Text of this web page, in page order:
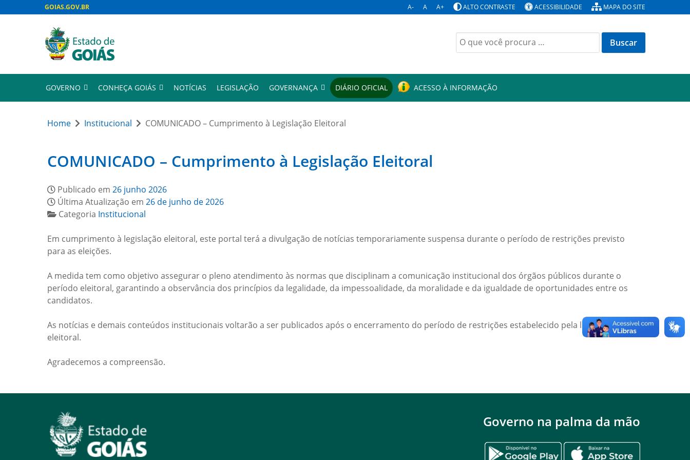
GOIAS.GOV.BR A- A A+ ALTO CONTRASTE ACESSIBILIDADE MAPA DO SITE
Buscar
por:
GOVERNO CONHEÇA GOIÁS NOTÍCIAS LEGISLAÇÃO GOVERNANÇA DIÁRIO OFICIAL ACESSO À INFORMAÇÃO
Home Institucional COMUNICADO – Cumprimento à Legislação Eleitoral
COMUNICADO – Cumprimento à Legislação Eleitoral
Publicado em 26 junho 2026
Última Atualização em 26 de junho de 2026
Categoria Institucional
Em cumprimento à legislação eleitoral, este portal terá a divulgação de notícias temporariamente suspensa durante o período de restrições previsto
para as eleições.
A medida tem como objetivo assegurar o pleno atendimento às normas que disciplinam a comunicação institucional dos órgãos públicos durante o
período eleitoral, garantindo a observância dos princípios da legalidade, da impessoalidade, da moralidade e da igualdade de oportunidades entre os
candidatos.
As notícias e demais conteúdos institucionais voltarão a ser publicados após o encerramento do período de restrições estabelecido pela legislação
eleitoral.
Agradecemos a compreensão.
Governo na palma da mão